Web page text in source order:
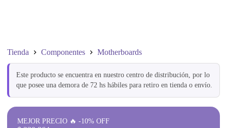
Tienda Componentes Motherboards
Este producto se encuentra en nuestro centro de distribución, por lo
que posee una demora de 72 hs hábiles para retiro en tienda o envío.
MEJOR PRECIO 🔥 -10% OFF